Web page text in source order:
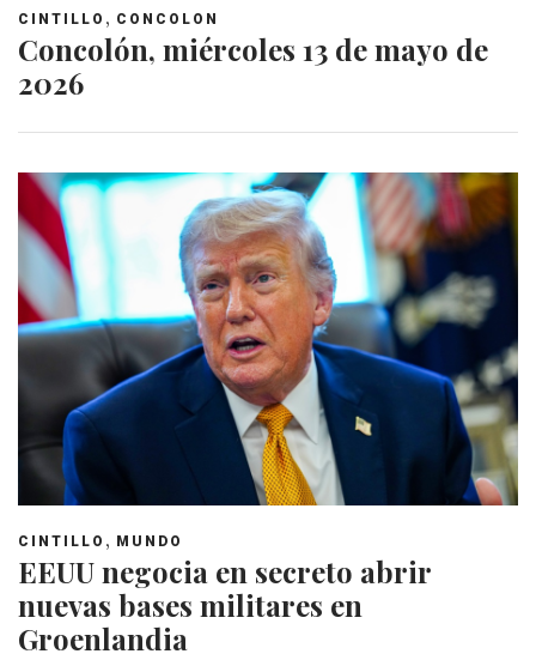
CINTILLO , CONCOLON
Concolón, miércoles 13 de mayo de
2026
CINTILLO , MUNDO
EEUU negocia en secreto abrir
nuevas bases militares en
Groenlandia